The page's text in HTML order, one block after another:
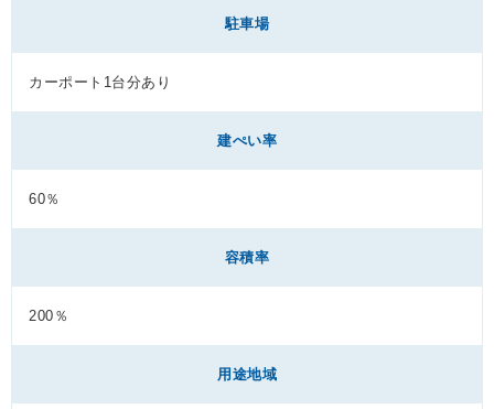
駐車場
カーポート1台分あり
建ぺい率
60％
容積率
200％
用途地域